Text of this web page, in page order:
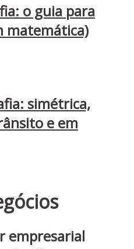
o guia para
matemática)
simétrica,
e em
empresarial